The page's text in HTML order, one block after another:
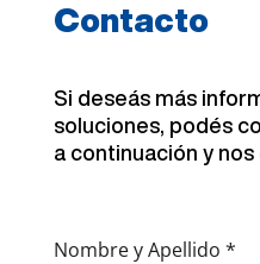
Contacto
Si deseás más
soluciones, podés
a continuación y
Nombre y Apellido *